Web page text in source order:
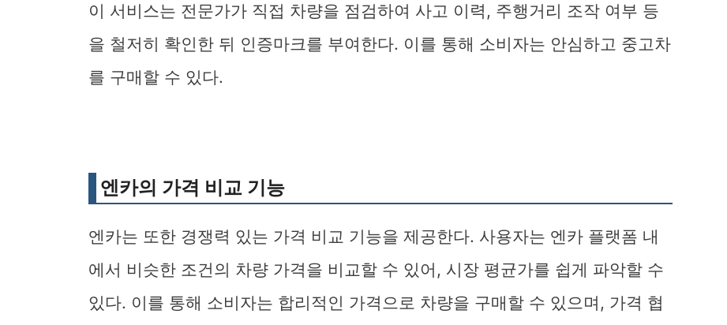
이 서비스는 전문가가 직접 차량을 점검하여 사고 이력, 주행거리 조작 여부 등
을 철저히 확인한 뒤 인증마크를 부여한다. 이를 통해 소비자는 안심하고 중고차
를 구매할 수 있다.
엔카의 가격 비교 기능
엔카는 또한 경쟁력 있는 가격 비교 기능을 제공한다. 사용자는 엔카 플랫폼 내
에서 비슷한 조건의 차량 가격을 비교할 수 있어, 시장 평균가를 쉽게 파악할 수
있다. 이를 통해 소비자는 합리적인 가격으로 차량을 구매할 수 있으며, 가격 협